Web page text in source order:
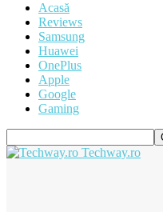
Acasă
Reviews
Samsung
Huawei
OnePlus
Apple
Google
Gaming
Techway.ro